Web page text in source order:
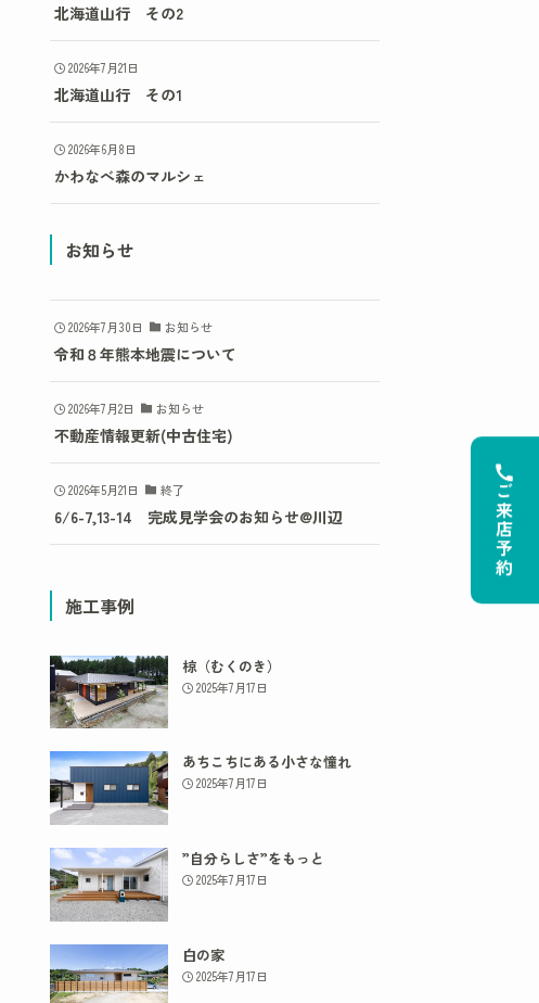
北海道山行 その2
2026年7月21日
北海道山行 その1
2026年6月8日
かわなべ森のマルシェ
お知らせ
2026年7月30日 お知らせ
令和８年熊本地震について
2026年7月2日 お知らせ
不動産情報更新(中古住宅)
2026年5月21日 終了
6/6-7,13-14 完成見学会のお知らせ@川辺
施工事例
椋（むくのき）
2025年7月17日
あちこちにある小さな憧れ
2025年7月17日
”自分らしさ”をもっと
2025年7月17日
白の家
2025年7月17日
ご来店予約